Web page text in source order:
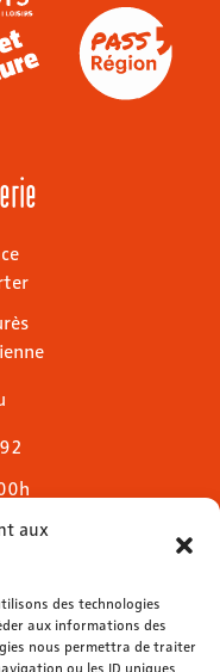
aux
des technologies
aux informations des
nous permettra de traiter
ou les ID uniques
00h